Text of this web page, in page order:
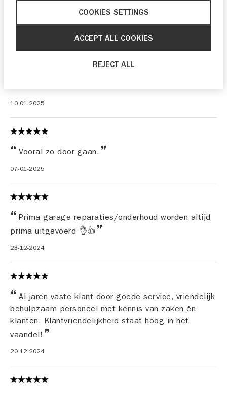
Goede service is steeds moeilijker te vinden, hier
10-01-2025
Vooral zo door gaan.
07-01-2025
Prima garage reparaties/onderhoud worden altijd
prima uitgevoerd 👌👍
23-12-2024
Al jaren vaste klant door goede service, vriendelijk
behulpzaam personeel met kennis van zaken én
klanten. Klantvriendelijkheid staat hoog in het
vaandel!
20-12-2024
COOKIES SETTINGS
REJECT ALL
ACCEPT ALL COOKIES